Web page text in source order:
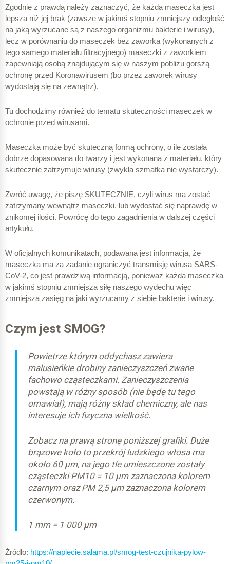
Zgodnie z prawdą należy zaznaczyć, że każda maseczka jest
lepsza niż jej brak (zawsze w jakimś stopniu zmniejszy odległość
na jaką wyrzucane są z naszego organizmu bakterie i wirusy),
lecz w porównaniu do maseczek bez zaworka (wykonanych z
tego samego materiału filtracyjnego) maseczki z zaworkiem
zapewniają osobą znajdującym się w naszym pobliżu gorszą
ochronę przed Koronawirusem (bo przez zaworek wirusy
wydostają się na zewnątrz).
Tu dochodzimy również do tematu skuteczności maseczek w
ochronie przed wirusami.
Maseczka może być skuteczną formą ochrony, o ile została
dobrze dopasowana do twarzy i jest wykonana z materiału, który
skutecznie zatrzymuje wirusy (zwykła szmatka nie wystarczy).
Zwróć uwagę, że piszę SKUTECZNIE, czyli wirus ma zostać
zatrzymany wewnątrz maseczki, lub wydostać się naprawdę w
znikomej ilości. Powrócę do tego zagadnienia w dalszej części
artykułu.
W oficjalnych komunikatach, podawana jest informacja, że
maseczka ma za zadanie ograniczyć transmisję wirusa SARS-
CoV-2, co jest prawdziwą informacją, ponieważ każda maseczka
w jakimś stopniu zmniejsza siłę naszego wydechu więc
zmniejsza zasięg na jaki wyrzucamy z siebie bakterie i wirusy.
Czym jest SMOG?
Powietrze którym oddychasz zawiera
malusieńkie drobiny zanieczyszczeń zwane
fachowo cząsteczkami. Zanieczyszczenia
powstają w różny sposób (nie będę tu tego
omawiał), mają różny skład chemiczny, ale nas
interesuje ich fizyczna wielkość.
Zobacz na prawą stronę poniższej grafiki. Duże
brązowe koło to przekrój ludzkiego włosa ma
około 60 μm, na jego tle umieszczone zostały
cząsteczki PM10 = 10 μm zaznaczona kolorem
czarnym oraz PM 2,5 μm zaznaczona kolorem
czerwonym.
1 mm = 1 000 μm
Źródło: https://napiecie.salama.pl/smog-test-czujnika-pylow-